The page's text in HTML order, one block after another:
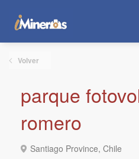
Volver
parque
romero
Santiago Province, Chile